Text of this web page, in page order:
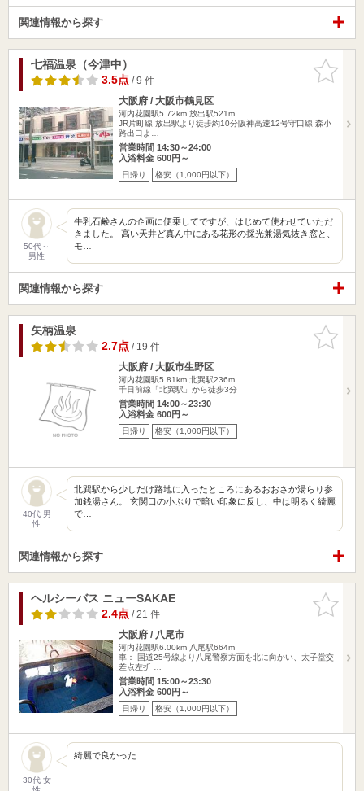
関連情報から探す
お気に入
りに追加
七福温泉（今津中）
3.5点/ 9 件
大阪府 / 大阪市鶴見区
河内花園駅5.72km 放出駅521m
JR片町線 放出駅より徒歩約10分阪神高速12号守口線 森小
路出口よ…
営業時間 14:30～24:00
入浴料金 600円～
日帰り 格安（1,000円以下）
50代～
男性
牛乳石鹸さんの企画に便乗してですが、はじめて使わせていただ
きました。 高い天井ど真ん中にある花形の採光兼湯気抜き窓と、
モ…
関連情報から探す
お気に入
りに追加
矢柄温泉
2.7点/ 19 件
大阪府 / 大阪市生野区
河内花園駅5.81km 北巽駅236m
千日前線「北巽駅」から徒歩3分
営業時間 14:00～23:30
入浴料金 600円～
日帰り 格安（1,000円以下）
40代 男
性
北巽駅から少しだけ路地に入ったところにあるおおさか湯らり参
加銭湯さん。 玄関口の小ぶりで暗い印象に反し、中は明るく綺麗
で…
関連情報から探す
お気に入
りに追加
ヘルシーバス ニューSAKAE
2.4点/ 21 件
大阪府 / 八尾市
河内花園駅6.00km 八尾駅664m
車： 国道25号線より八尾警察方面を北に向かい、太子堂交
差点左折 …
営業時間 15:00～23:30
入浴料金 600円～
日帰り 格安（1,000円以下）
30代 女
綺麗で良かった